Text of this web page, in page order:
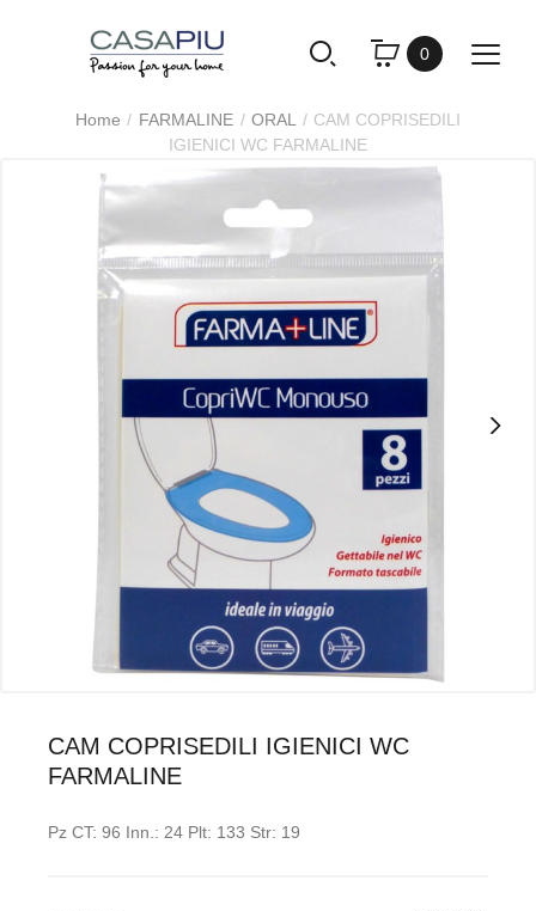
0
Home FARMALINE ORAL
CAM COPRISEDILI
IGIENICI WC FARMALINE
CAM COPRISEDILI IGIENICI WC
FARMALINE
Pz CT: 96 Inn.: 24 Plt: 133 Str: 19